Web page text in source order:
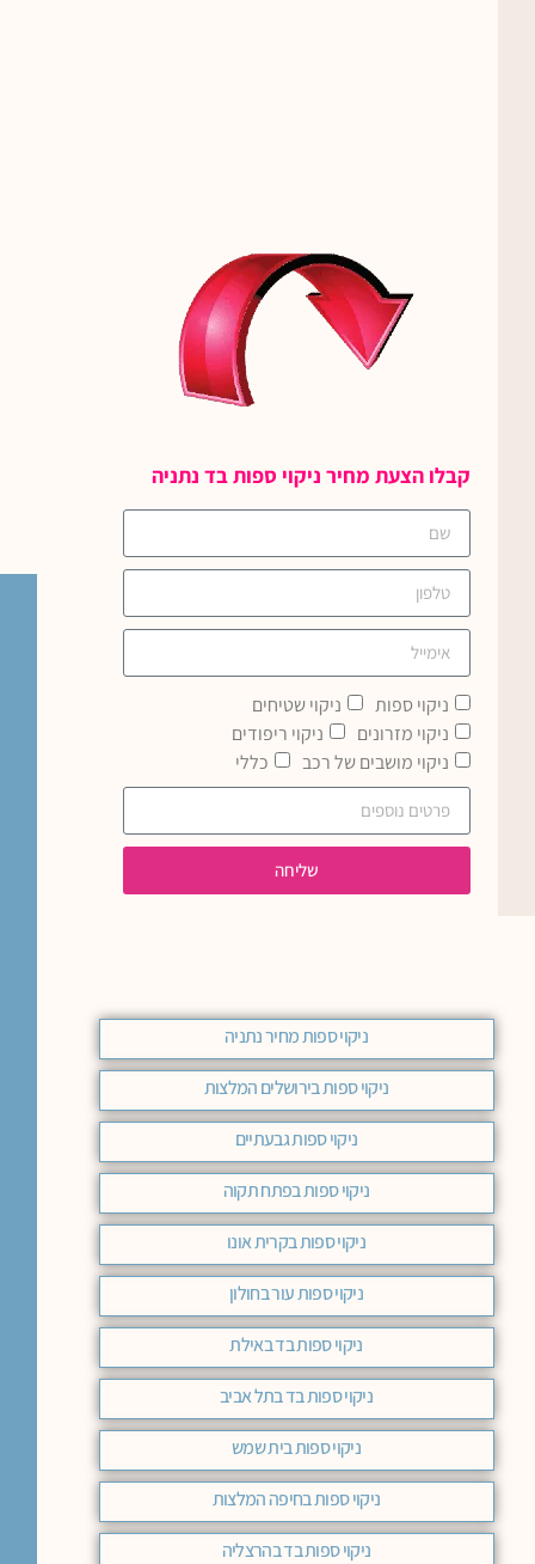
קבלו הצעת מחיר ניקוי ספות בד נתניה
ניקוי ספות
ניקוי שטיחים
ניקוי מזרונים
ניקוי ריפודים
ניקוי מושבים של רכב
כללי
שליחה
ניקוי ספות מחיר נתניה
ניקוי ספות בירושלים המלצות
ניקוי ספות גבעתיים
ניקוי ספות בפתח תקוה
ניקוי ספות בקרית אונו
ניקוי ספות עור בחולון
ניקוי ספות בד באילת
ניקוי ספות בד בתל אביב
ניקוי ספות בית שמש
ניקוי ספות בחיפה המלצות
ניקוי ספות בד בהרצליה